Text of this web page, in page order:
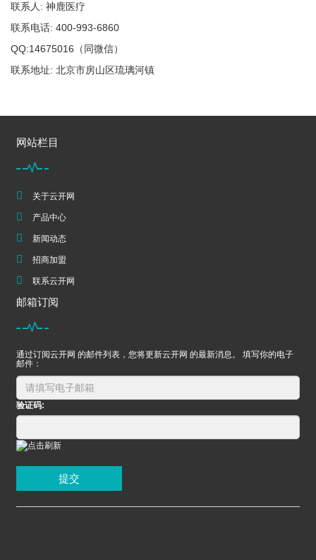
联系人: 神鹿医疗
联系电话: 400-993-6860
QQ:14675016（同微信）
联系地址: 北京市房山区琉璃河镇
网站栏目
关于云开网
产品中心
新闻动态
招商加盟
联系云开网
邮箱订阅
通过订阅云开网 的邮件列表，您将更新云开网 的最新消息。 填写你的电子
邮件：
验证码:
提交